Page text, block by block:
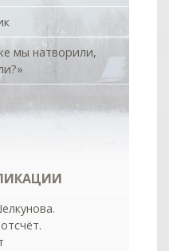
мы натворили,